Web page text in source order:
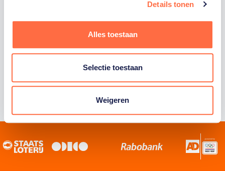
Details tonen
Alles toestaan
Selectie toestaan
Weigeren